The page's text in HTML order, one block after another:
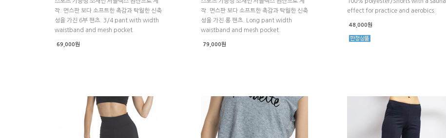
작. 면스판 보다 소프트한 촉감과 탁월한 신축
성을 가진 6부 팬츠. 3/4 pant with width
waistband and mesh pocket.
69,000원
작. 면스판 보다 소프트한 촉감과 탁월한 신축
성을 가진 롱 팬츠. Long pant width
waistband and mesh pocket.
79,000원
effect for practice and aerobics.
48,000원